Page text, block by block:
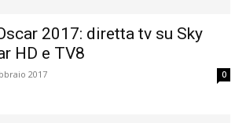
2017: diretta tv su Sky
HD e TV8
2017 0